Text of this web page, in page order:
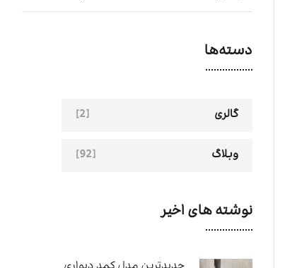
دسته‌ها
گالری [2]
وبلاگ [92]
نوشته های اخیر